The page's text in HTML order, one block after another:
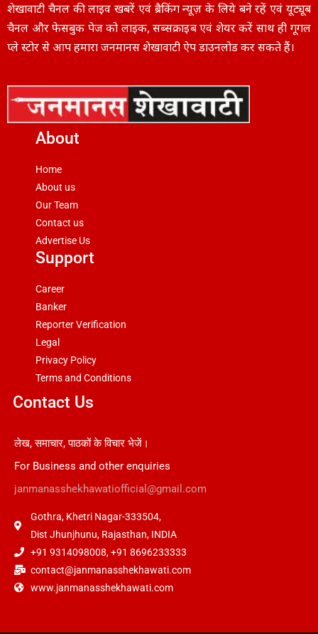
शेखावाटी चैनल की लाइव खबरें एवं ब्रैकिंग न्यूज़ के लिये बने रहें एवं यूट्यूब
चैनल और फेसबुक पेज को लाइक, सब्सक्राइब एवं शेयर करें साथ ही गूगल
प्ले स्टोर से आप हमारा जनमानस शेखावाटी ऐप डाउनलोड कर सकते हैं।
About
Home
About us
Our Team
Contact us
Advertise Us
Support
Career
Banker
Reporter Verification
Legal
Privacy Policy
Terms and Conditions
Contact Us
लेख, समाचार, पाठकों के विचार भेजें।
For Business and other enquiries
janmanasshekhawatiofficial@gmail.com
Gothra, Khetri Nagar-333504,
Dist Jhunjhunu, Rajasthan, INDIA
+91 9314098008, +91 8696233333
contact@janmanasshekhawati.com
www.janmanasshekhawati.com